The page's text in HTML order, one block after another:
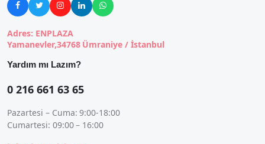
    
Adres: ENPLAZA
Yamanevler,34768 Ümraniye / İstanbul
Yardım mı Lazım?
0 216 661 63 65
Pazartesi – Cuma: 9:00-18:00
Cumartesi: 09:00 – 16:00